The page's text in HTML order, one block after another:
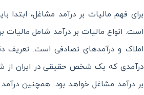
برای فهم مالیات بر درآمد مشاغل،
است. انواع مالیات بر درآمد شامل مالیات
درآمدی که یک شخص حقیقی در ایران
بر درآمد مشاغل خواهد بود. همچنین